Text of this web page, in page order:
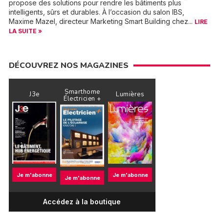
propose des solutions pour rendre les bâtiments plus
intelligents, sûrs et durables. À l’occasion du salon IBS,
Maxime Mazel, directeur Marketing Smart Building chez... LIRE
LA SUITE »
DÉCOUVREZ NOS MAGAZINES
J3e
Je m'abonne
Smarthome
Électricien +
Je m'abonne
Lumières
Je m'abonne
Accédez à la boutique